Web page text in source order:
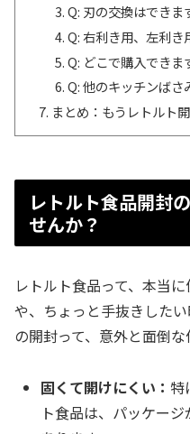
Q: 刃の交換はできま
Q: 右利き用、左利き
Q: どこで購入できま
Q: 他のキッチンばさ
まとめ：もうレトルト
レトルト食品開封
せんか？
レトルト食品って、本当
や、ちょっと手抜きした
の開封って、意外と面倒
固くて開けにくい： 特
ト食品は、パッケー